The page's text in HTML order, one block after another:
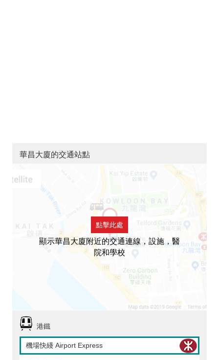
華昌大廈的交通站點
點擊此處
顯示華昌大廈附近的交通連線，設施，醫
院和學校
港鐵
機場快綫 Airport Express